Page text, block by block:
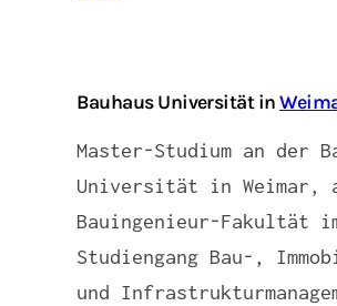
Bauhaus Universität in
Master-Studium an der
Universität in Weimar,
Bauingenieur-Fakultät
Studiengang Bau-,
und